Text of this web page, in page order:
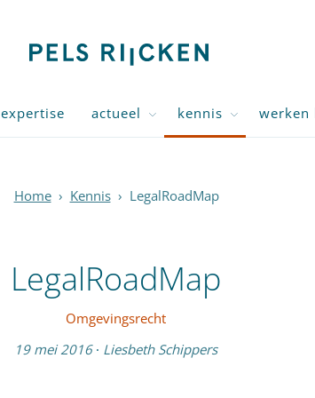
expertise actueel kennis werken
Home › Kennis › LegalRoadMap
LegalRoadMap
Omgevingsrecht
19 mei 2016 · Liesbeth Schippers